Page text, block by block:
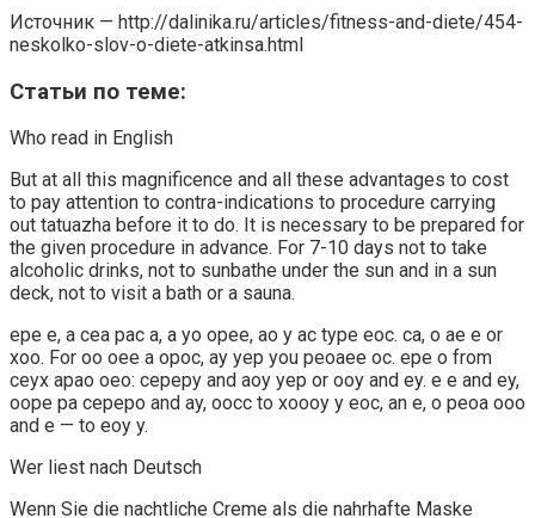
Источник — http://dalinika.ru/articles/fitness-and-diete/454-
neskolko-slov-o-diete-atkinsa.html
Статьи по теме:
Who read in English
But at all this magnificence and all these advantages to cost
to pay attention to contra-indications to procedure carrying
out tatuazha before it to do. It is necessary to be prepared for
the given procedure in advance. For 7-10 days not to take
alcoholic drinks, not to sunbathe under the sun and in a sun
deck, not to visit a bath or a sauna.
epe e, a cea pac a, a yo opee, ao y ac type eoc. ca, o ae e or
xoo. For oo oee a opoc, ay yep you peoaee oc. epe o from
ceyx apao oeo: cepepy and aoy yep or ooy and ey. e e and ey,
oope pa cepepo and ay, oocc to xoooy y eoc, an e, o peoa ooo
and e — to eoy y.
Wer liest nach Deutsch
Wenn Sie die nachtliche Creme als die nahrhafte Maske